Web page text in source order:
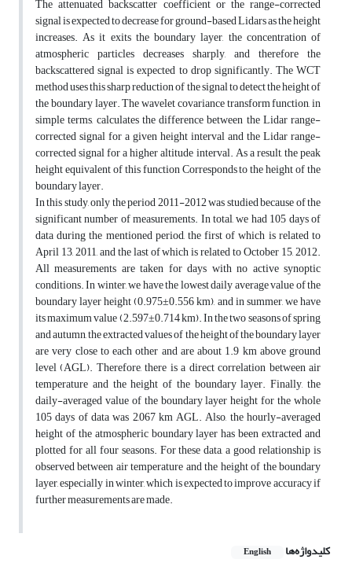
The attenuated backscatter coefficient or the range-corrected
signal is expected to decrease for ground-based Lidars as the height
increases. As it exits the boundary layer, the concentration of
atmospheric particles decreases sharply, and therefore the
backscattered signal is expected to drop significantly. The WCT
method uses this sharp reduction of the signal to detect the height of
the boundary layer. The wavelet covariance transform function, in
simple terms, calculates the difference between the Lidar range-
corrected signal for a given height interval and the Lidar range-
corrected signal for a higher altitude interval. As a result, the peak
height equivalent of this function Corresponds to the height of the
boundary layer.
In this study, only the period 2011-2012 was studied because of the
significant number of measurements. In total, we had 105 days of
data during the mentioned period, the first of which is related to
April 13, 2011, and the last of which is related to October 15, 2012.
All measurements are taken for days with no active synoptic
conditions. In winter, we have the lowest daily average value of the
boundary layer height (0.975±0.556 km), and in summer, we have
its maximum value (2.597±0.714 km). In the two seasons of spring
and autumn, the extracted values of the height of the boundary layer
are very close to each other and are about 1.9 km above ground
level (AGL). Therefore, there is a direct correlation between air
temperature and the height of the boundary layer. Finally, the
daily-averaged value of the boundary layer height for the whole
105 days of data was 2,067 km AGL. Also, the hourly-averaged
height of the atmospheric boundary layer has been extracted and
plotted for all four seasons. For these data, a good relationship is
observed between air temperature and the height of the boundary
layer, especially in winter, which is expected to improve accuracy if
further measurements are made.
کلیدواژه‌ها English